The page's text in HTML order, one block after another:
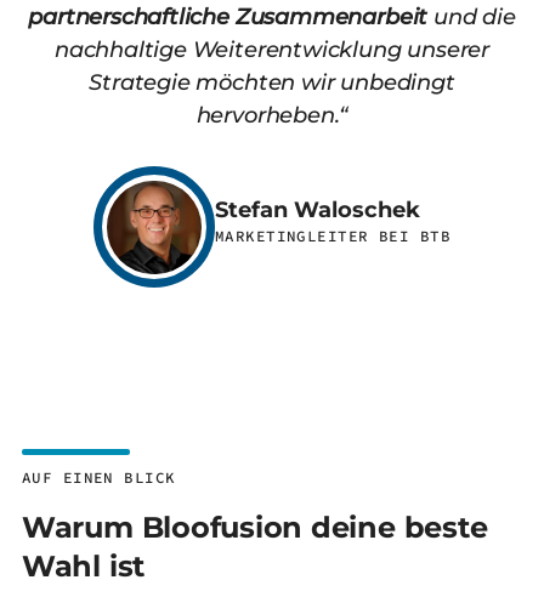
partnerschaftliche Zusammenarbeit und die
nachhaltige Weiterentwicklung unserer
Strategie möchten wir unbedingt
hervorheben.“
Stefan Waloschek
MARKETINGLEITER BEI BTB
AUF EINEN BLICK
Warum Bloofusion deine beste
Wahl ist